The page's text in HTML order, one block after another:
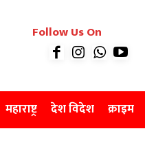
Follow Us On
महाराष्ट्र देश विदेश क्राइम